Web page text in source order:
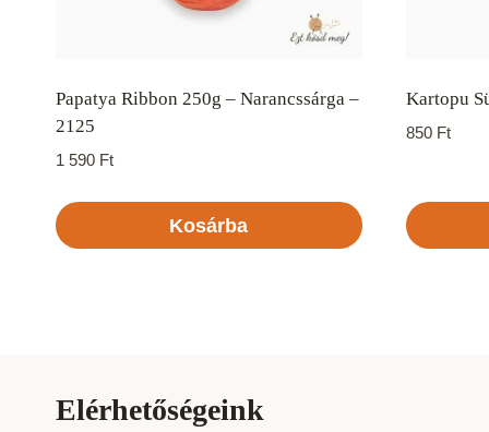
Papatya Ribbon 250g – Narancssárga –
2125
1 590 Ft
Kosárba
Kartopu
850 Ft
Elérhetőségeink